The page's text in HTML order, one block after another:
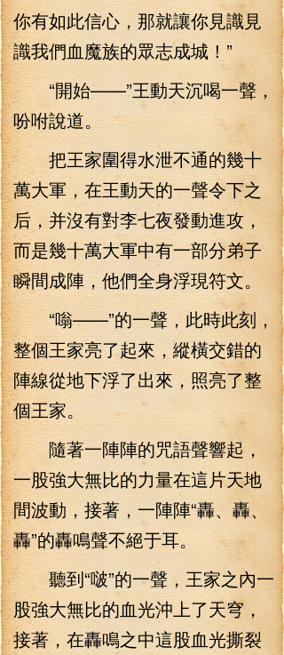
你有如此信心，那就讓你見識見
識我們血魔族的眾志成城！”
“開始——”王動天沉喝一聲，
吩咐說道。
把王家圍得水泄不通的幾十
萬大軍，在王動天的一聲令下之
后，并沒有對李七夜發動進攻，
而是幾十萬大軍中有一部分弟子
瞬間成陣，他們全身浮現符文。
“嗡——”的一聲，此時此刻，
整個王家亮了起來，縱橫交錯的
陣線從地下浮了出來，照亮了整
個王家。
隨著一陣陣的咒語聲響起，
一股強大無比的力量在這片天地
間波動，接著，一陣陣“轟、轟、
轟”的轟鳴聲不絕于耳。
聽到“啵”的一聲，王家之內一
股強大無比的血光沖上了天穹，
接著，在轟鳴之中這股血光撕裂